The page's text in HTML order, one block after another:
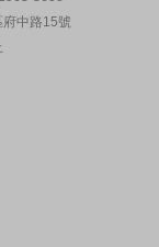
中路15號